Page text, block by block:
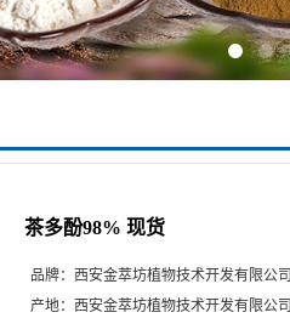
茶多酚98% 现货
品牌： 西安金萃坊植物技术开发有限公司
产地： 西安金萃坊植物技术开发有限公司